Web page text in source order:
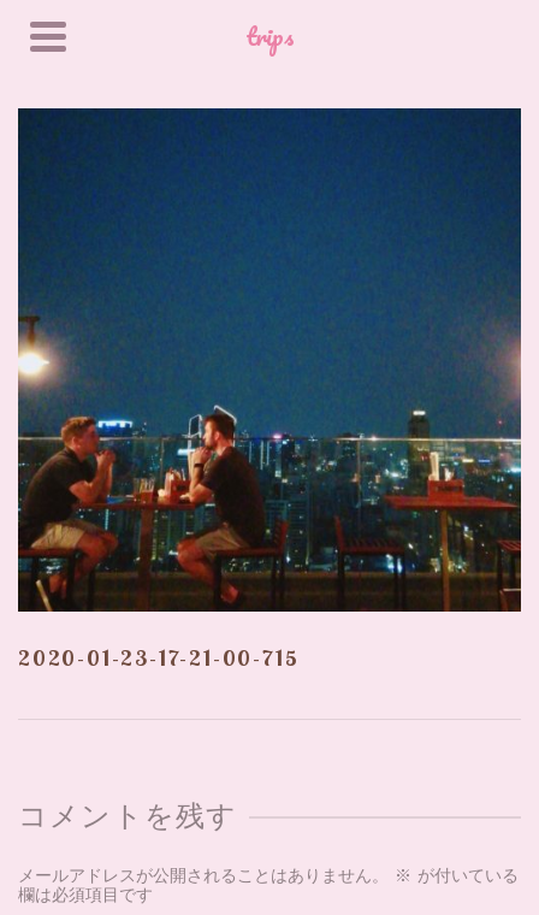
trips
2020-01-23-17-21-00-715
コメントを残す
メールアドレスが公開されることはありません。 ※ が付いている
欄は必須項目です